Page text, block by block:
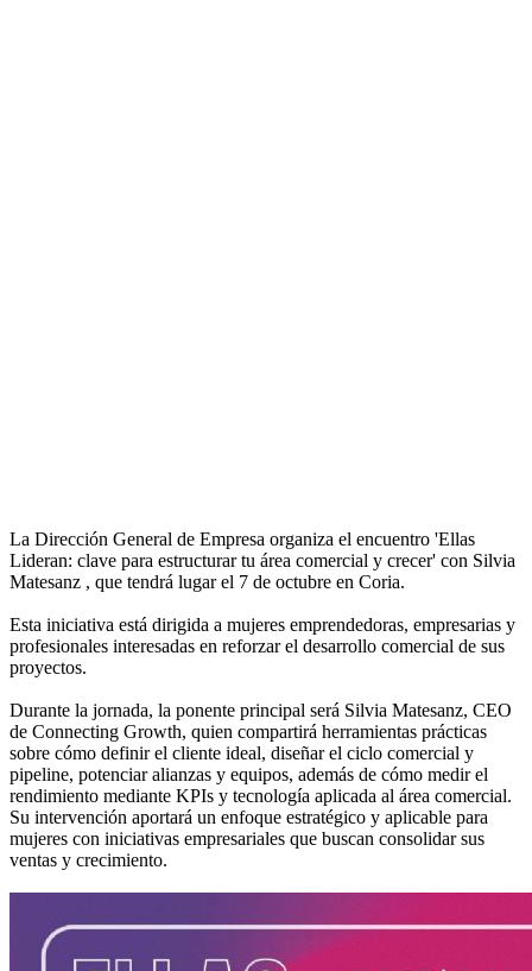
La Dirección General de Empresa organiza el encuentro 'Ellas
Lideran: clave para estructurar tu área comercial y crecer' con Silvia
Matesanz , que tendrá lugar el 7 de octubre en Coria.
Esta iniciativa está dirigida a mujeres emprendedoras, empresarias y
profesionales interesadas en reforzar el desarrollo comercial de sus
proyectos.
Durante la jornada, la ponente principal será Silvia Matesanz, CEO
de Connecting Growth, quien compartirá herramientas prácticas
sobre cómo definir el cliente ideal, diseñar el ciclo comercial y
pipeline, potenciar alianzas y equipos, además de cómo medir el
rendimiento mediante KPIs y tecnología aplicada al área comercial.
Su intervención aportará un enfoque estratégico y aplicable para
mujeres con iniciativas empresariales que buscan consolidar sus
ventas y crecimiento.